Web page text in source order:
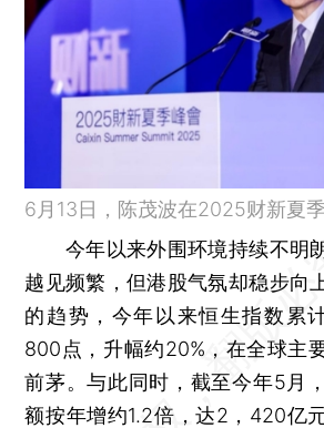
6月13日，陈茂波在2025财新夏季
今年以来外围环境持续不明
越见频繁，但港股气氛却稳步向
的趋势，今年以来恒生指数累
800点，升幅约20%，在全球主
前茅。与此同时，截至今年5月
额按年增约1.2倍，达2，420亿